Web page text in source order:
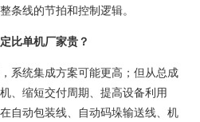
条线的节拍和控制逻辑。
比单机厂家贵？
系统集成方案可能更高；但从总成
、缩短交付周期、提高设备利用
自动包装线、自动码垛输送线、机